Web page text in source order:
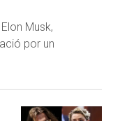
Musk,
por un